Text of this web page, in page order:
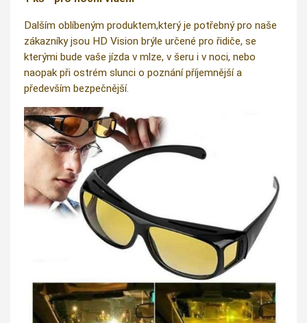
Dalším oblíbeným produktem,který je potřebný pro naše
zákazníky jsou HD Vision brýle určené pro řidiče, se
kterými bude vaše jízda v mlze, v šeru i v noci, nebo
naopak při ostrém slunci o poznání příjemnější a
především bezpečnější.